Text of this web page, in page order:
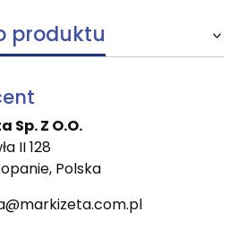
produktu
Sp. Z O.O.
II 128
Polska